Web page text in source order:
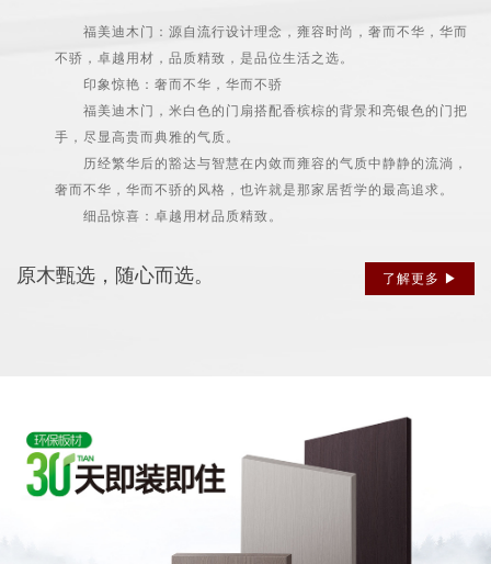
福美迪木门：源自流行设计理念，雍容时尚，奢而不华，华而
不骄，卓越用材，品质精致，是品位生活之选。
印象惊艳：奢而不华，华而不骄
福美迪木门，米白色的门扇搭配香槟棕的背景和亮银色的门把
手，尽显高贵而典雅的气质。
历经繁华后的豁达与智慧在内敛而雍容的气质中静静的流淌，
奢而不华，华而不骄的风格，也许就是那家居哲学的最高追求。
细品惊喜：卓越用材品质精致。
了解更多 ▶
原木甄选，随心而选。